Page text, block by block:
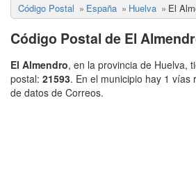
Código Postal España Huelva El
Código Postal de El
El Almendro, en la provincia de Huelva,
postal: 21593. En el municipio hay 1 vías
de datos de Correos.